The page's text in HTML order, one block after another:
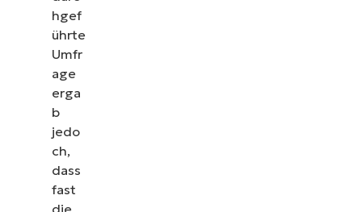
hgef
ührte
Umfr
age
erga
b
jedo
ch,
dass
fast
die